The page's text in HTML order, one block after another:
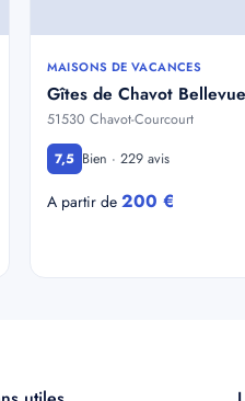
MAISONS DE VACANCES
Gîtes de Chavot Bellevue
51530 Chavot-Courcourt
7,5 Bien · 229 avis
A partir de 200 €